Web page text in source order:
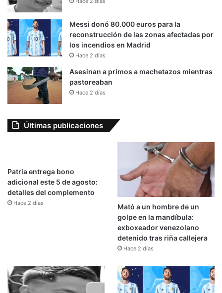
Messi donó 80.000 euros para la
reconstrucción de las zonas afectadas por
los incendios en Madrid
Hace 2 días
Asesinan a primos a machetazos mientras
pastoreaban
Hace 2 días
Últimas publicaciones
Patria entrega bono
adicional este 5 de agosto:
detalles del complemento
Hace 2 días
Mató a un hombre de un
golpe en la mandíbula:
exboxeador venezolano
detenido tras riña callejera
Hace 2 días